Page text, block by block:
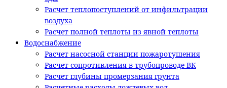
Расчет теплопоступлений от инфильтрации
воздуха
Расчет полной теплоты из явной теплоты
Водоснабжение
Расчет насосной станции пожаротушения
Расчет сопротивления в трубопроводе ВК
Расчет глубины промерзания грунта